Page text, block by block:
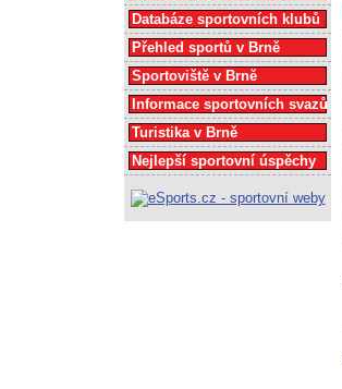
Databáze sportovních klubů
Přehled sportů v Brně
Sportoviště v Brně
Informace sportovních svazů
Turistika v Brně
Nejlepší sportovní úspěchy